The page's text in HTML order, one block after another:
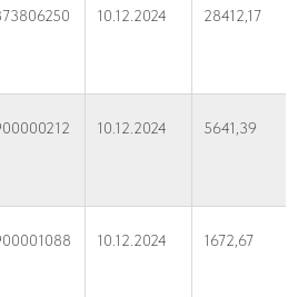
10.12.2024 28412,17
10.12.2024 5641,39
10.12.2024 1672,67